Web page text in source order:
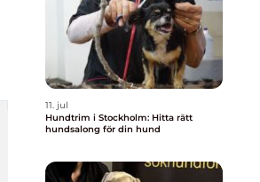
11. jul
Hundtrim i Stockholm: Hitta rätt
hundsalong för din hund